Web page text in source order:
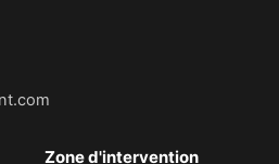
Zone d'intervention